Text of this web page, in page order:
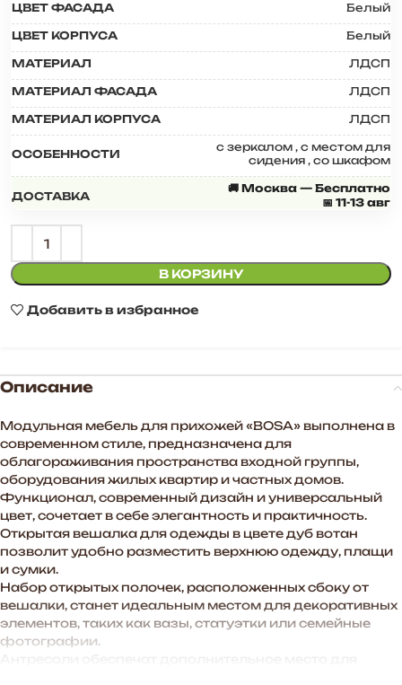
ЦВЕТ ФАСАДА Белый
ЦВЕТ КОРПУСА Белый
МАТЕРИАЛ ЛДСП
МАТЕРИАЛ ФАСАДА ЛДСП
МАТЕРИАЛ КОРПУСА ЛДСП
ОСОБЕННОСТИ с зеркалом , с местом для
сидения , со шкафом
ДОСТАВКА
🚚 Москва — Бесплатно
📅 11-13 авг
В КОРЗИНУ
Добавить в избранное
Описание
Модульная мебель для прихожей «BOSA» выполнена в
современном стиле, предназначена для
облагораживания пространства входной группы,
оборудования жилых квартир и частных домов.
Функционал, современный дизайн и универсальный
цвет, сочетает в себе элегантность и практичность.
Открытая вешалка для одежды в цвете дуб вотан
позволит удобно разместить верхнюю одежду, плащи
и сумки.
Набор открытых полочек, расположенных сбоку от
вешалки, станет идеальным местом для декоративных
элементов, таких как вазы, статуэтки или семейные
фотографии.